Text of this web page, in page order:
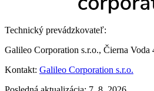
Technický prevádzkovateľ:
Galileo Corporation s.r.o., Čierna Voda
Kontakt: Galileo Corporation s.r.o.